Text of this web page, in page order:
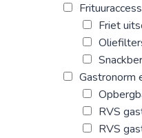
Friet
Gastronorm
RVS
RVS